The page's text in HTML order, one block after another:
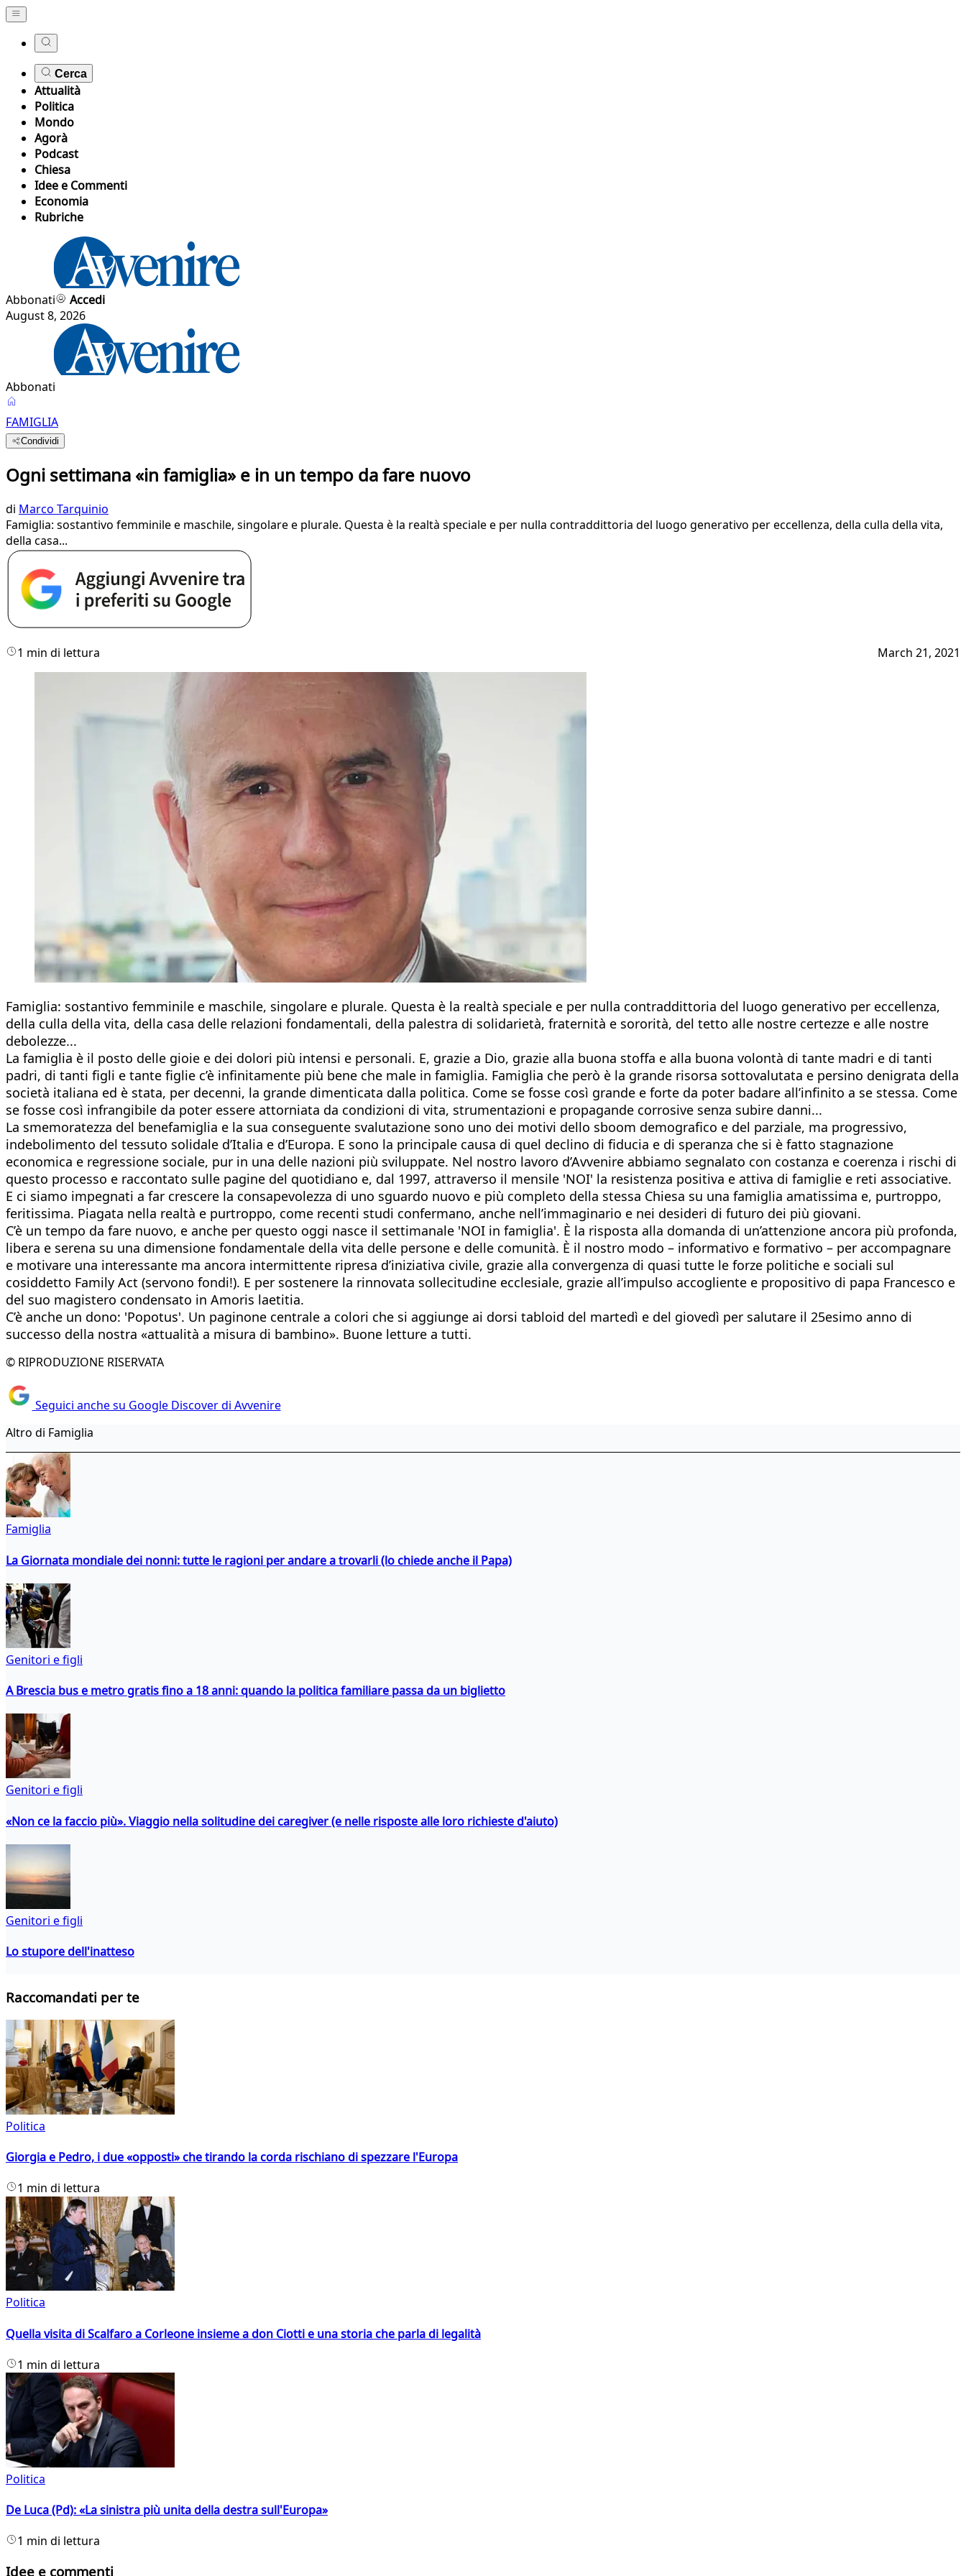
Cerca
Attualità
Politica
Mondo
Agorà
Podcast
Chiesa
Idee e Commenti
Economia
Rubriche
Abbonati
Accedi
August 8, 2026
Abbonati
FAMIGLIA
Condividi
Ogni settimana «in famiglia» e in un tempo da fare nuovo
di Marco Tarquinio
Famiglia: sostantivo femminile e maschile, singolare e plurale. Questa è la realtà speciale e per nulla contraddittoria del luogo generativo per eccellenza, della culla della vita,
della casa...
1 min di lettura March 21, 2021
Famiglia: sostantivo femminile e maschile, singolare e plurale. Questa è la realtà speciale e per nulla contraddittoria del luogo generativo per eccellenza,
della culla della vita, della casa delle relazioni fondamentali, della palestra di solidarietà, fraternità e sororità, del tetto alle nostre certezze e alle nostre
debolezze...
La famiglia è il posto delle gioie e dei dolori più intensi e personali. E, grazie a Dio, grazie alla buona stoffa e alla buona volontà di tante madri e di tanti
padri, di tanti figli e tante figlie c’è infinitamente più bene che male in famiglia. Famiglia che però è la grande risorsa sottovalutata e persino denigrata della
società italiana ed è stata, per decenni, la grande dimenticata dalla politica. Come se fosse così grande e forte da poter badare all’infinito a se stessa. Come
se fosse così infrangibile da poter essere attorniata da condizioni di vita, strumentazioni e propagande corrosive senza subire danni...
La smemoratezza del benefamiglia e la sua conseguente svalutazione sono uno dei motivi dello sboom demografico e del parziale, ma progressivo,
indebolimento del tessuto solidale d’Italia e d’Europa. E sono la principale causa di quel declino di fiducia e di speranza che si è fatto stagnazione
economica e regressione sociale, pur in una delle nazioni più sviluppate. Nel nostro lavoro d’Avvenire abbiamo segnalato con costanza e coerenza i rischi di
questo processo e raccontato sulle pagine del quotidiano e, dal 1997, attraverso il mensile 'NOI' la resistenza positiva e attiva di famiglie e reti associative.
E ci siamo impegnati a far crescere la consapevolezza di uno sguardo nuovo e più completo della stessa Chiesa su una famiglia amatissima e, purtroppo,
feritissima. Piagata nella realtà e purtroppo, come recenti studi confermano, anche nell’immaginario e nei desideri di futuro dei più giovani.
C’è un tempo da fare nuovo, e anche per questo oggi nasce il settimanale 'NOI in famiglia'. È la risposta alla domanda di un’attenzione ancora più profonda,
libera e serena su una dimensione fondamentale della vita delle persone e delle comunità. È il nostro modo – informativo e formativo – per accompagnare
e motivare una interessante ma ancora intermittente ripresa d’iniziativa civile, grazie alla convergenza di quasi tutte le forze politiche e sociali sul
cosiddetto Family Act (servono fondi!). E per sostenere la rinnovata sollecitudine ecclesiale, grazie all’impulso accogliente e propositivo di papa Francesco e
del suo magistero condensato in Amoris laetitia.
C’è anche un dono: 'Popotus'. Un paginone centrale a colori che si aggiunge ai dorsi tabloid del martedì e del giovedì per salutare il 25esimo anno di
successo della nostra «attualità a misura di bambino». Buone letture a tutti.
© RIPRODUZIONE RISERVATA
Seguici anche su Google Discover di Avvenire
Altro di Famiglia
Famiglia
La Giornata mondiale dei nonni: tutte le ragioni per andare a trovarli (lo chiede anche il Papa)
Genitori e figli
A Brescia bus e metro gratis fino a 18 anni: quando la politica familiare passa da un biglietto
Genitori e figli
«Non ce la faccio più». Viaggio nella solitudine dei caregiver (e nelle risposte alle loro richieste d'aiuto)
Genitori e figli
Lo stupore dell'inatteso
Raccomandati per te
Politica
Giorgia e Pedro, i due «opposti» che tirando la corda rischiano di spezzare l'Europa
1 min di lettura
Politica
Quella visita di Scalfaro a Corleone insieme a don Ciotti e una storia che parla di legalità
1 min di lettura
Politica
De Luca (Pd): «La sinistra più unita della destra sull'Europa»
1 min di lettura
Idee e commenti